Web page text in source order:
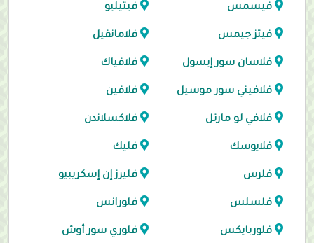
فيسمس فيتيليو
فيتز جيمس فلامانفيل
فلاسان سور إيسول فلافياك
فلافيني سور موسيل فلافين
فلافي لو مارتل فلاكسلاندن
فلايوسك فليك
فلرس فليرز إن إسكريبيو
فلسلس فلورانس
فلوربايكس فلوري سور أوش